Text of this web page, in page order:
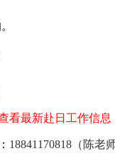
看最新赴日工作信息
18841170818（陈老师